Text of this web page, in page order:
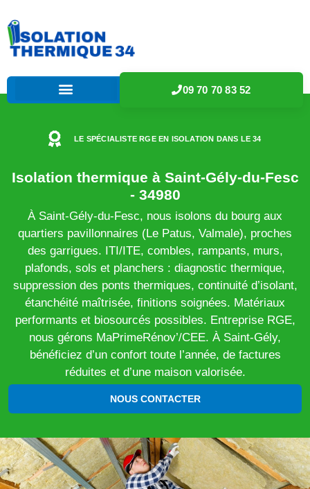
09 70 70 83 52
LE SPÉCIALISTE RGE EN ISOLATION DANS LE 34
Isolation thermique à Saint-Gély-du-Fesc
- 34980
À Saint-Gély-du-Fesc, nous isolons du bourg aux
quartiers pavillonnaires (Le Patus, Valmale), proches
des garrigues. ITI/ITE, combles, rampants, murs,
plafonds, sols et planchers : diagnostic thermique,
suppression des ponts thermiques, continuité d’isolant,
étanchéité maîtrisée, finitions soignées. Matériaux
performants et biosourcés possibles. Entreprise RGE,
nous gérons MaPrimeRénov’/CEE. À Saint-Gély,
bénéficiez d’un confort toute l’année, de factures
réduites et d’une maison valorisée.
NOUS CONTACTER